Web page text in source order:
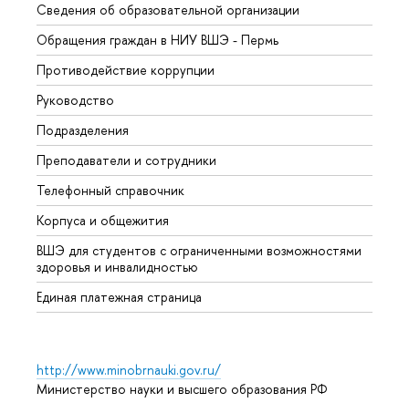
Сведения об образовательной организации
Обращения граждан в НИУ ВШЭ - Пермь
Противодействие коррупции
Руководство
Подразделения
Преподаватели и сотрудники
Телефонный справочник
Корпуса и общежития
ВШЭ для студентов с ограниченными возможностями
здоровья и инвалидностью
Единая платежная страница
http://www.minobrnauki.gov.ru/
Министерство науки и высшего образования РФ